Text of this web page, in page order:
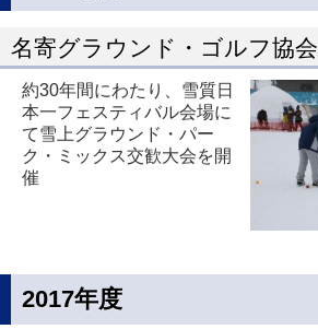
名寄グラウンド・ゴルフ協会
約30年間にわたり、雪質日
本一フェスティバル会場に
て雪上グラウンド・パー
ク・ミックス交歓大会を開
催
2017年度